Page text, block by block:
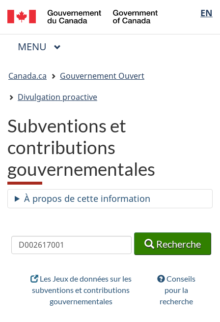
Passer
au
contenu
Passer
à
« Au
Passer
à
la
EN
of
Menu
MENU PRINCIPAL
êtes
ici
Canada.ca
Gouvernement Ouvert
Divulgation proactive
Subventions et
contributions
gouvernementales
À propos de cette information
Recherche
Recherche
Recherche
Les Jeux de données sur les
subventions et contributions
gouvernementales
Conseils
pour la
recherche